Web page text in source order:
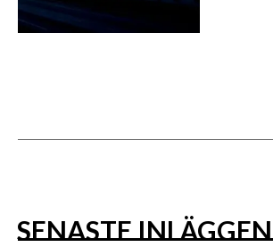
SENASTE INLÄGGEN